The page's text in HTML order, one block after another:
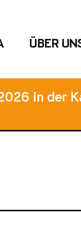
ÜBER
in der